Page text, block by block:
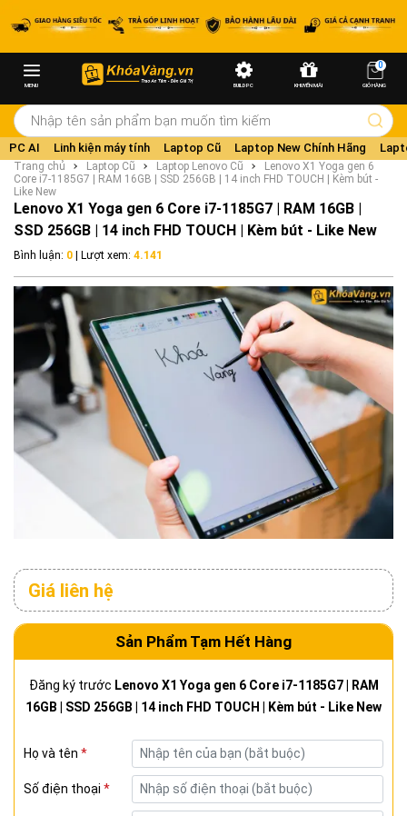
MENU BUILD PC KHUYẾN MÃI
0
GIỎ HÀNG
PC AI Linh kiện máy tính Laptop Cũ Laptop New Chính Hãng
Trang chủ Laptop Cũ Laptop Lenovo Cũ
Lenovo X1 Yoga gen 6
Core i7-1185G7 | RAM 16GB | SSD 256GB | 14 inch FHD TOUCH | Kèm bút -
Like New
Lenovo X1 Yoga gen 6 Core i7-1185G7 | RAM 16GB |
SSD 256GB | 14 inch FHD TOUCH | Kèm bút - Like New
Bình luận: 0 | Lượt xem: 4.141
Giá liên hệ
Sản Phẩm Tạm Hết Hàng
Đăng ký trước Lenovo X1 Yoga gen 6 Core i7-1185G7 | RAM
16GB | SSD 256GB | 14 inch FHD TOUCH | Kèm bút - Like New
Họ và tên *
Số điện thoại *